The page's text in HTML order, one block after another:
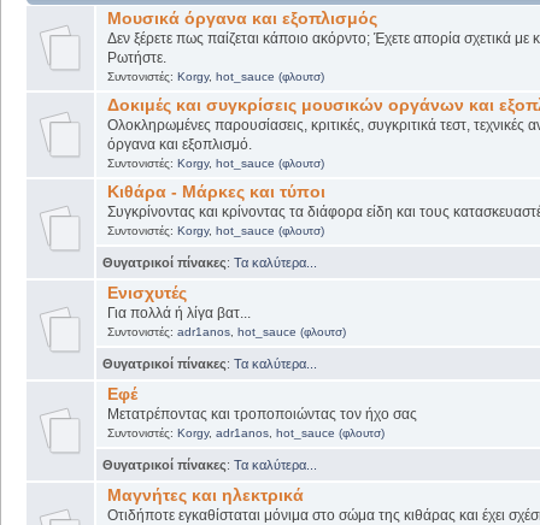
Μουσικά όργανα και εξοπλισμός
Δεν ξέρετε πως παίζεται κάποιο ακόρντο; Έχετε απορία σχετικά
Ρωτήστε.
Συντονιστές: Korgy, hot_sauce (φλουτσ)
Δοκιμές και συγκρίσεις μουσικών οργάνων και
Ολοκληρωμένες παρουσίασεις, κριτικές, συγκριτικά τεστ, τεχνικές
όργανα και εξοπλισμό.
Συντονιστές: Korgy, hot_sauce (φλουτσ)
Κιθάρα - Μάρκες και τύποι
Συγκρίνοντας και κρίνοντας τα διάφορα είδη και τους
Συντονιστές: Korgy, hot_sauce (φλουτσ)
Θυγατρικοί πίνακες: Τα καλύτερα...
Ενισχυτές
Για πολλά ή λίγα βατ...
Συντονιστές: adr1anos, hot_sauce (φλουτσ)
Θυγατρικοί πίνακες: Τα καλύτερα...
Εφέ
Μετατρέποντας και τροποποιώντας τον ήχο σας
Συντονιστές: Korgy, adr1anos, hot_sauce (φλουτσ)
Θυγατρικοί πίνακες: Τα καλύτερα...
Μαγνήτες και ηλεκτρικά
Οτιδήποτε εγκαθίσταται μόνιμα στο σώμα της κιθάρας και έχει